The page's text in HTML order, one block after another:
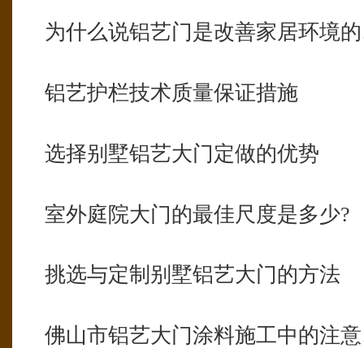
为什么说铝艺门是改善家居环境
铝艺护栏技术质量保证措施
选择别墅铝艺大门定做的优势
室外庭院大门的最佳尺度是多少?
挑选与定制别墅铝艺大门的方法
佛山市铝艺大门涂料施工中的注